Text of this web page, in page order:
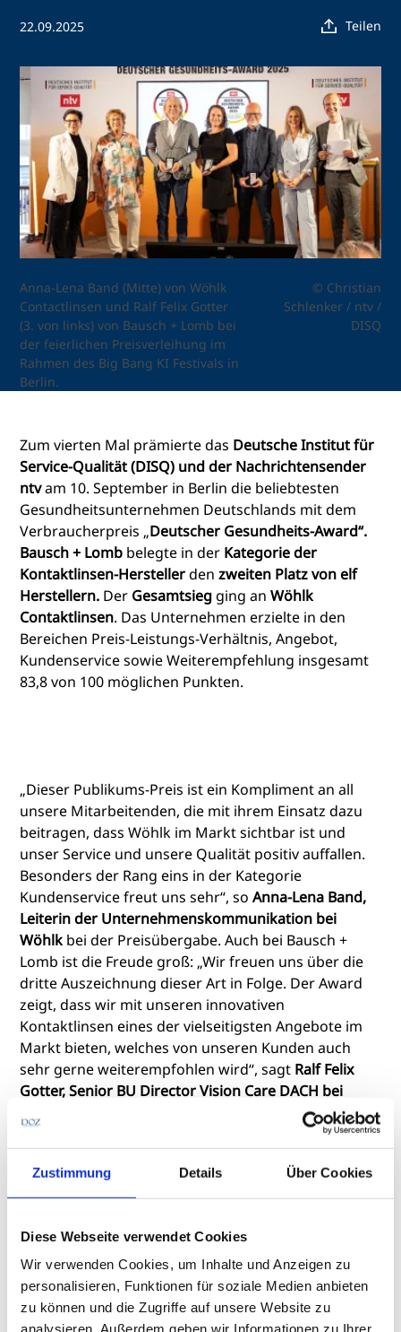
Zustimmung Details Über Cookies
Diese Webseite verwendet Cookies
Wir verwenden Cookies, um Inhalte und Anzeigen zu
personalisieren, Funktionen für soziale Medien anbieten
zu können und die Zugriffe auf unsere Website zu
analysieren. Außerdem geben wir Informationen zu Ihrer
22.09.2025 Teilen
Anna-Lena Band (Mitte) von Wöhlk
Contactlinsen und Ralf Felix Gotter
(3. von links) von Bausch + Lomb bei
der feierlichen Preisverleihung im
Rahmen des Big Bang KI Festivals in
Berlin.
© Christian
Schlenker / ntv /
DISQ
Zum vierten Mal prämierte das Deutsche Institut für
Service-Qualität (DISQ) und der Nachrichtensender
ntvam 10. September in Berlin die beliebtesten
Gesundheitsunternehmen Deutschlands mit dem
Verbraucherpreis „Deutscher Gesundheits-Award“.
Bausch + Lomb belegte in der Kategorie der
Kontaktlinsen-Herstellerden zweiten Platz von elf
Herstellern. Der Gesamtsieg ging anWöhlk
Contaktlinsen. Das Unternehmen erzielte in den
Bereichen Preis-Leistungs-Verhältnis, Angebot,
Kundenservice sowie Weiterempfehlung insgesamt
83,8 von 100 möglichen Punkten.
„Dieser Publikums-Preis ist ein Kompliment an all
unsere Mitarbeitenden, die mit ihrem Einsatz dazu
beitragen, dass Wöhlk im Markt sichtbar ist und
unser Service und unsere Qualität positiv auffallen.
Besonders der Rang eins in der Kategorie
Kundenservice freut uns sehr“, soAnna-Lena Band,
Leiterin der Unternehmenskommunikation bei
Wöhlkbei der Preisübergabe. Auch bei Bausch +
Lomb ist die Freude groß: „Wir freuen uns über die
dritte Auszeichnung dieser Art in Folge. Der Award
zeigt, dass wir mit unseren innovativen
Kontaktlinsen eines der vielseitigsten Angebote im
Markt bieten, welches von unseren Kunden auch
sehr gerne weiterempfohlen wird“, sagt Ralf Felix
Gotter, Senior BU Director Vision Care DACH bei
, der den Preis für sein Unternehmen
entgegennahm.